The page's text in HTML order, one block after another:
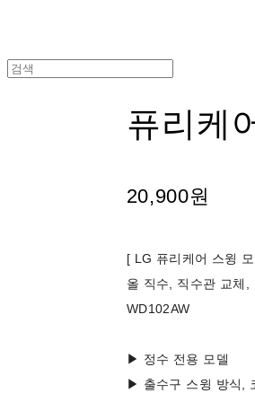
퓨리케
20,900원
[ LG 퓨리케어 스윙
올 직수, 직수관 교체,
WD102AW
▶ 정수 전용 모델
▶ 출수구 스윙 방식,